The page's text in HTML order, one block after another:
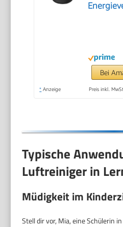
Bei
* Anzeige Preis inkl.
Typische
Luftreiniger in
Müdigkeit im
Stell dir vor, Mia, eine Schülerin